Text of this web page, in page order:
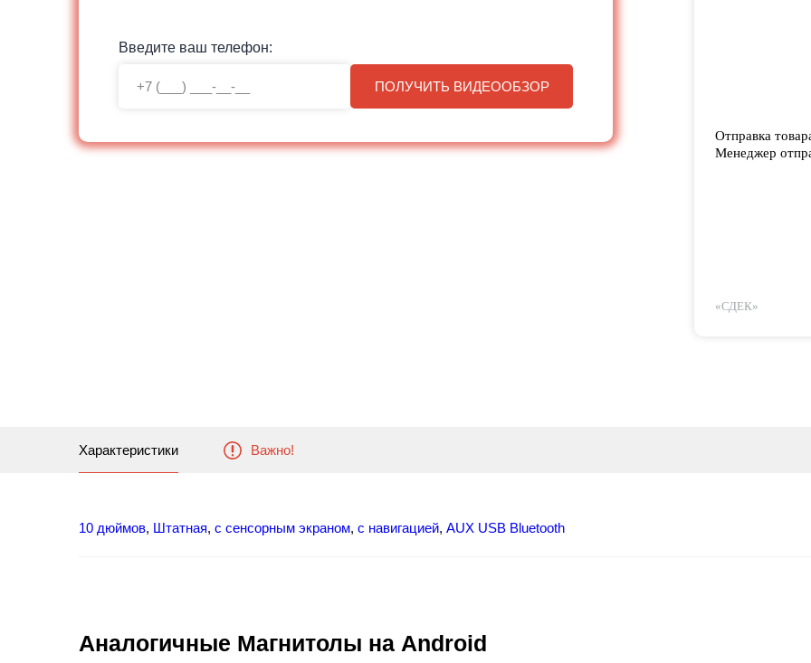
Введите ваш телефон:
ПОЛУЧИТЬ ВИДЕООБЗОР
Отправка
Менеджер
«СДЕК»
Характеристики Важно!
10 дюймов, Штатная, с сенсорным экраном, c навигацией, AUX USB Bluetooth
Аналогичные Магнитолы на Android